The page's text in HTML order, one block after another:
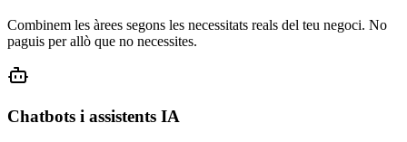
Combinem les àrees segons les necessitats reals del teu negoci. No
paguis per allò que no necessites.
Chatbots i assistents IA